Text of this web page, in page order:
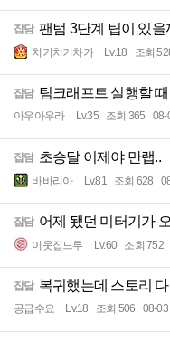
잡담 팬텀 3단계 팁이 있을
치키치키차카 Lv.18 조회
잡담 팀크래프트 실행할
아우아우라 Lv.35 조회 365 08-
잡담 초승달 이제야 만랩..
바바리아 Lv.81 조회 628
잡담 어제 됐던 미터기가
이웃집드루 Lv.60 조회 752
잡담 복귀했는데 스토리
공급수요 Lv.18 조회 506 08-03